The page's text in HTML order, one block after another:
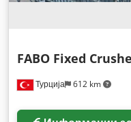
Турција 612 km
FABO Fixed